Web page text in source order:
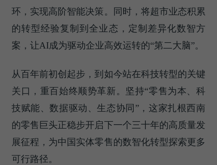
环，实现高阶智能决策。同时，将超市业态积累
的转型经验复制到全业态，定制差异化数智方
案，让AI成为驱动企业高效运转的“第二大脑”。
从百年前初创起步，到如今站在科技转型的关键
关口，重百始终顺势革新。坚持“零售为本、科
技赋能、数据驱动、生态协同”，这家扎根西南
的零售巨头正稳步开启下一个三十年的高质量发
展征程，为中国实体零售的数智化转型探索更多
可行路径。